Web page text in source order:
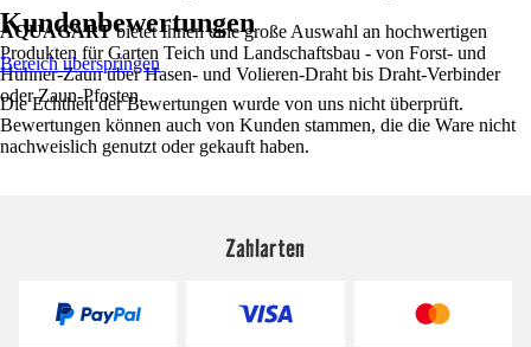
AQUAGARTbietet Ihnen eine große Auswahl an hochwertigen
Produkten für Garten Teich und Landschaftsbau - von Forst- und
Hühner-Zaun über Hasen- und Volieren-Draht bis Draht-Verbinder
oder Zaun-Pfosten.
Kundenbewertungen
Bereich überspringen
Die Echtheit der Bewertungen wurde von uns nicht überprüft.
Bewertungen können auch von Kunden stammen, die die Ware nicht
nachweislich genutzt oder gekauft haben.
Zahlarten